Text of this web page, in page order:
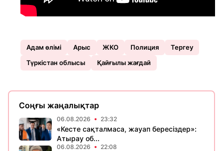
Адам өлімі Арыс ЖКО Полиция
Тергеу
Түркістан облысы
Қайғылы жағдай
Соңғы жаңалықтар
06.08.2026 23:32
«Кесте сақталмаса, жауап бересіздер»:
Атырау об...
06.08.2026 22:08